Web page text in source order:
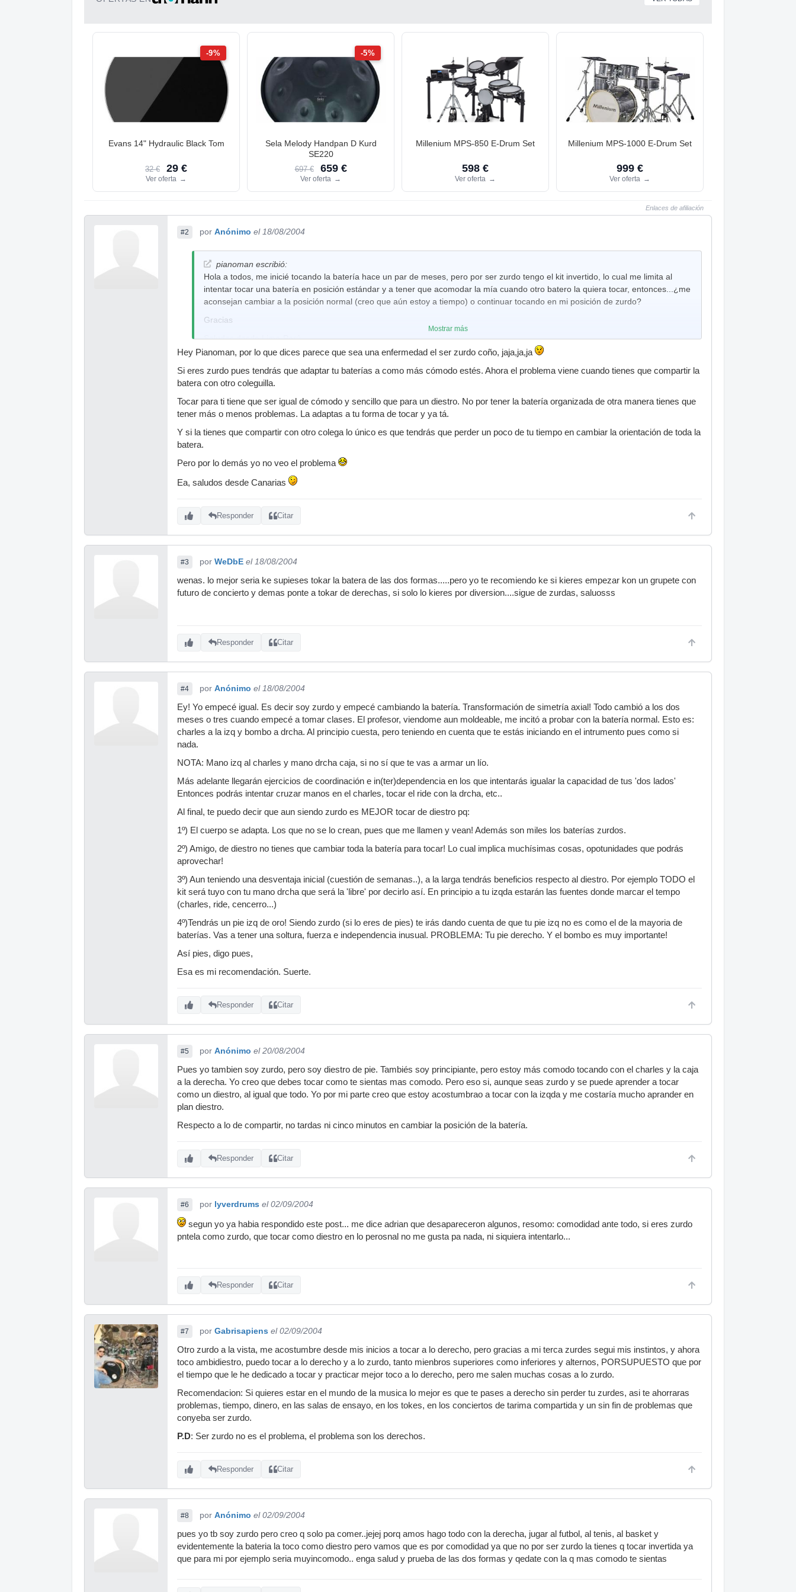
-9%
Evans 14" Hydraulic Black Tom
32 € 29 €
Ver oferta →
-5%
Sela Melody Handpan D Kurd
SE220
697 € 659 €
Ver oferta →
Millenium MPS-850 E-Drum Set
598 €
Ver oferta →
Millenium MPS-1000 E-Drum Set
999 €
Ver oferta →
Enlaces de afiliación
#2 por Anónimo el 18/08/2004
pianoman escribió:
Hola a todos, me inicié tocando la batería hace un par de meses, pero por ser zurdo tengo el kit invertido, lo cual me limita al
intentar tocar una batería en posición estándar y a tener que acomodar la mía cuando otro batero la quiera tocar, entonces...¿me
aconsejan cambiar a la posición normal (creo que aún estoy a tiempo) o continuar tocando en mi posición de zurdo?
Gracias
Saludos desde Lima-Perú.
Mostrar más
Hey Pianoman, por lo que dices parece que sea una enfermedad el ser zurdo coño, jaja,ja,ja
Si eres zurdo pues tendrás que adaptar tu baterías a como más cómodo estés. Ahora el problema viene cuando tienes que compartir la
batera con otro coleguilla.
Tocar para ti tiene que ser igual de cómodo y sencillo que para un diestro. No por tener la batería organizada de otra manera tienes que
tener más o menos problemas. La adaptas a tu forma de tocar y ya tá.
Y si la tienes que compartir con otro colega lo único es que tendrás que perder un poco de tu tiempo en cambiar la orientación de toda la
batera.
Pero por lo demás yo no veo el problema
Ea, saludos desde Canarias
Responder Citar
#3 por WeDbE el 18/08/2004
wenas. lo mejor seria ke supieses tokar la batera de las dos formas.....pero yo te recomiendo ke si kieres empezar kon un grupete con
futuro de concierto y demas ponte a tokar de derechas, si solo lo kieres por diversion....sigue de zurdas, saluosss
Responder Citar
#4 por Anónimo el 18/08/2004
Ey! Yo empecé igual. Es decir soy zurdo y empecé cambiando la batería. Transformación de simetría axial! Todo cambió a los dos
meses o tres cuando empecé a tomar clases. El profesor, viendome aun moldeable, me incitó a probar con la batería normal. Esto es:
charles a la izq y bombo a drcha. Al principio cuesta, pero teniendo en cuenta que te estás iniciando en el intrumento pues como si
nada.
NOTA: Mano izq al charles y mano drcha caja, si no sí que te vas a armar un lío.
Más adelante llegarán ejercicios de coordinación e in(ter)dependencia en los que intentarás igualar la capacidad de tus 'dos lados'
Entonces podrás intentar cruzar manos en el charles, tocar el ride con la drcha, etc..
Al final, te puedo decir que aun siendo zurdo es MEJOR tocar de diestro pq:
1º) El cuerpo se adapta. Los que no se lo crean, pues que me llamen y vean! Además son miles los baterías zurdos.
2º) Amigo, de diestro no tienes que cambiar toda la batería para tocar! Lo cual implica muchísimas cosas, opotunidades que podrás
aprovechar!
3º) Aun teniendo una desventaja inicial (cuestión de semanas..), a la larga tendrás beneficios respecto al diestro. Por ejemplo TODO el
kit será tuyo con tu mano drcha que será la 'libre' por decirlo así. En principio a tu izqda estarán las fuentes donde marcar el tempo
(charles, ride, cencerro...)
4º)Tendrás un pie izq de oro! Siendo zurdo (si lo eres de pies) te irás dando cuenta de que tu pie izq no es como el de la mayoria de
baterías. Vas a tener una soltura, fuerza e independencia inusual. PROBLEMA: Tu pie derecho. Y el bombo es muy importante!
Así pies, digo pues,
Esa es mi recomendación. Suerte.
Responder Citar
#5 por Anónimo el 20/08/2004
Pues yo tambien soy zurdo, pero soy diestro de pie. Tambiés soy principiante, pero estoy más comodo tocando con el charles y la caja
a la derecha. Yo creo que debes tocar como te sientas mas comodo. Pero eso si, aunque seas zurdo y se puede aprender a tocar
como un diestro, al igual que todo. Yo por mi parte creo que estoy acostumbrao a tocar con la izqda y me costaría mucho aprander en
plan diestro.
Respecto a lo de compartir, no tardas ni cinco minutos en cambiar la posición de la batería.
Responder Citar
#6 por lyverdrums el 02/09/2004
segun yo ya habia respondido este post... me dice adrian que desapareceron algunos, resomo: comodidad ante todo, si eres zurdo
pntela como zurdo, que tocar como diestro en lo perosnal no me gusta pa nada, ni siquiera intentarlo...
Responder Citar
#7 por Gabrisapiens el 02/09/2004
Otro zurdo a la vista, me acostumbre desde mis inicios a tocar a lo derecho, pero gracias a mi terca zurdes segui mis instintos, y ahora
toco ambidiestro, puedo tocar a lo derecho y a lo zurdo, tanto mienbros superiores como inferiores y alternos, PORSUPUESTO que por
el tiempo que le he dedicado a tocar y practicar mejor toco a lo derecho, pero me salen muchas cosas a lo zurdo.
Recomendacion: Si quieres estar en el mundo de la musica lo mejor es que te pases a derecho sin perder tu zurdes, asi te ahorraras
problemas, tiempo, dinero, en las salas de ensayo, en los tokes, en los conciertos de tarima compartida y un sin fin de problemas que
conyeba ser zurdo.
P.D: Ser zurdo no es el problema, el problema son los derechos.
Responder Citar
#8 por Anónimo el 02/09/2004
pues yo tb soy zurdo pero creo q solo pa comer..jejej porq amos hago todo con la derecha, jugar al futbol, al tenis, al basket y
evidentemente la bateria la toco como diestro pero vamos que es por comodidad ya que no por ser zurdo la tienes q tocar invertida ya
que para mi por ejemplo seria muyincomodo.. enga salud y prueba de las dos formas y qedate con la q mas comodo te sientas